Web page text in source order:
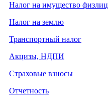
Налог на имущество физлиц
Налог на землю
Транспортный налог
Акцизы, НДПИ
Страховые взносы
Отчетность